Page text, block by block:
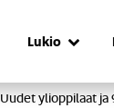
Lukio
Uudet ylioppilaat